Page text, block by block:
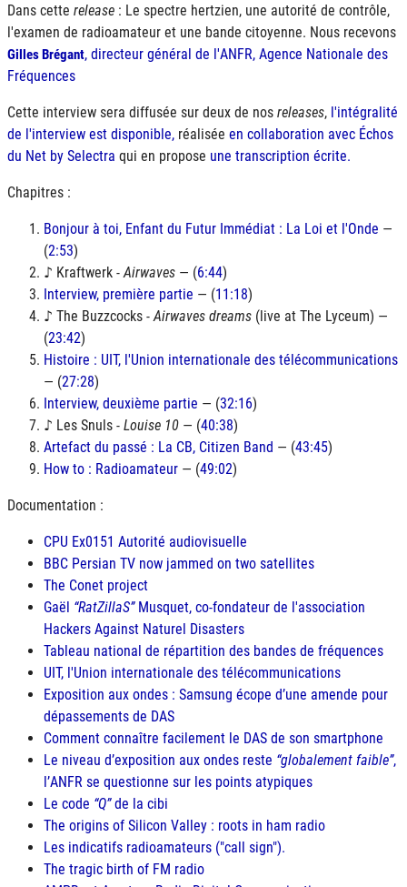
Dans cette release : Le spectre hertzien, une autorité de contrôle,
l'examen de radioamateur et une bande citoyenne. Nous recevons
Gilles Brégant, directeur général de l'ANFR, Agence Nationale des
Fréquences
Cette interview sera diffusée sur deux de nos releases, l'intégralité
de l'interview est disponible, réalisée en collaboration avec Échos
du Net by Selectra qui en propose une transcription écrite.
Chapitres :
Bonjour à toi, Enfant du Futur Immédiat : La Loi et l'Onde —
(2:53)
♪ Kraftwerk - Airwaves — (6:44)
Interview, première partie — (11:18)
♪ The Buzzcocks - Airwaves dreams (live at The Lyceum) —
(23:42)
Histoire : UIT, l'Union internationale des télécommunications
— (27:28)
Interview, deuxième partie — (32:16)
♪ Les Snuls - Louise 10 — (40:38)
Artefact du passé : La CB, Citizen Band — (43:45)
How to : Radioamateur — (49:02)
Documentation :
CPU Ex0151 Autorité audiovisuelle
BBC Persian TV now jammed on two satellites
The Conet project
Gaël RatZillaS Musquet, co-fondateur de l'association
Hackers Against Naturel Disasters
Tableau national de répartition des bandes de fréquences
UIT, l'Union internationale des télécommunications
Exposition aux ondes : Samsung écope d’une amende pour
dépassements de DAS
Comment connaître facilement le DAS de son smartphone
Le niveau d’exposition aux ondes reste globalement faible ,
l’ANFR se questionne sur les points atypiques
Le code Q de la cibi
The origins of Silicon Valley : roots in ham radio
Les indicatifs radioamateurs ("call sign").
The tragic birth of FM radio